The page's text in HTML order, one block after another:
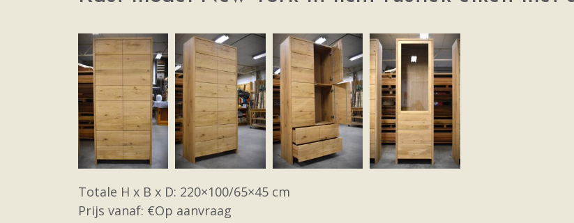
Totale H x B x D: 220×100/65×45 cm
Prijs vanaf: €Op aanvraag